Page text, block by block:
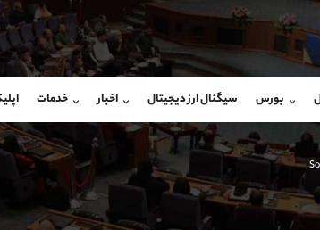
بورس سیگنال ارز دیجیتال اخبار خدمات
شروع گفتگو
@Armteam_admin_103
103 داخلی